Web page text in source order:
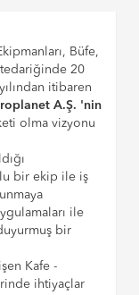
Büfe,
tedariğinde 20
itibaren
A.Ş. 'nin
olma vizyonu
bir ekip ile iş
ile
bir
Kafe -
ihtiyaçlar